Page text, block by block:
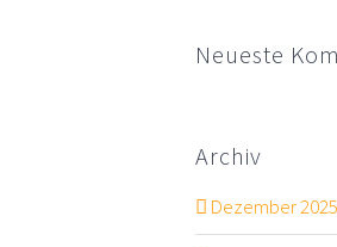
Neueste
Archiv
Dezember 2025